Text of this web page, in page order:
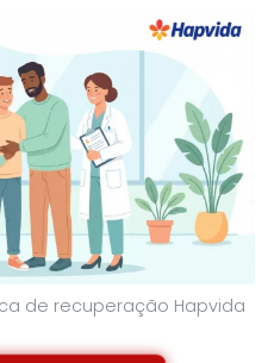
de recuperação Hapvida